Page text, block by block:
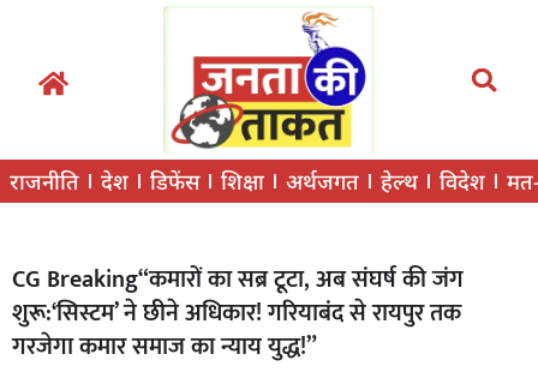
राजनीति देश डिफेंस शिक्षा अर्थजगत हेल्थ विदेश
CG Breaking“कमारों का सब्र टूटा, अब संघर्ष की जंग
शुरू:‘सिस्टम’ ने छीने अधिकार! गरियाबंद से रायपुर तक
गरजेगा कमार समाज का न्याय युद्ध!”